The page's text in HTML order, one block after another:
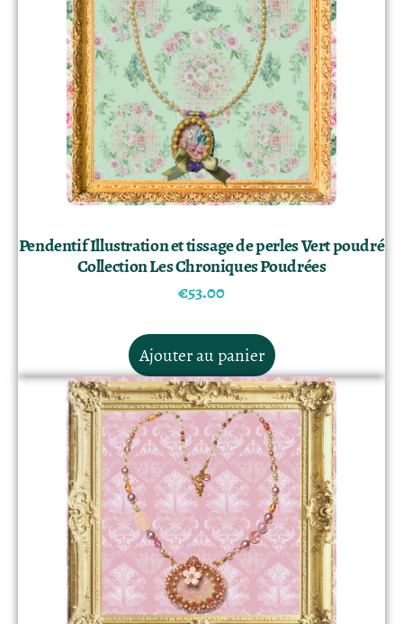
Pendentif Illustration et tissage de perles Vert poudré
Collection Les Chroniques Poudrées
€53.00
Ajouter au panier